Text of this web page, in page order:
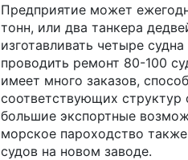
Предприятие может
тонн, или два танкера
изготавливать четыре
проводить ремонт 80-100
имеет много заказов,
соответствующих структур
большие экспортные
морское пароходство
судов на новом заводе.